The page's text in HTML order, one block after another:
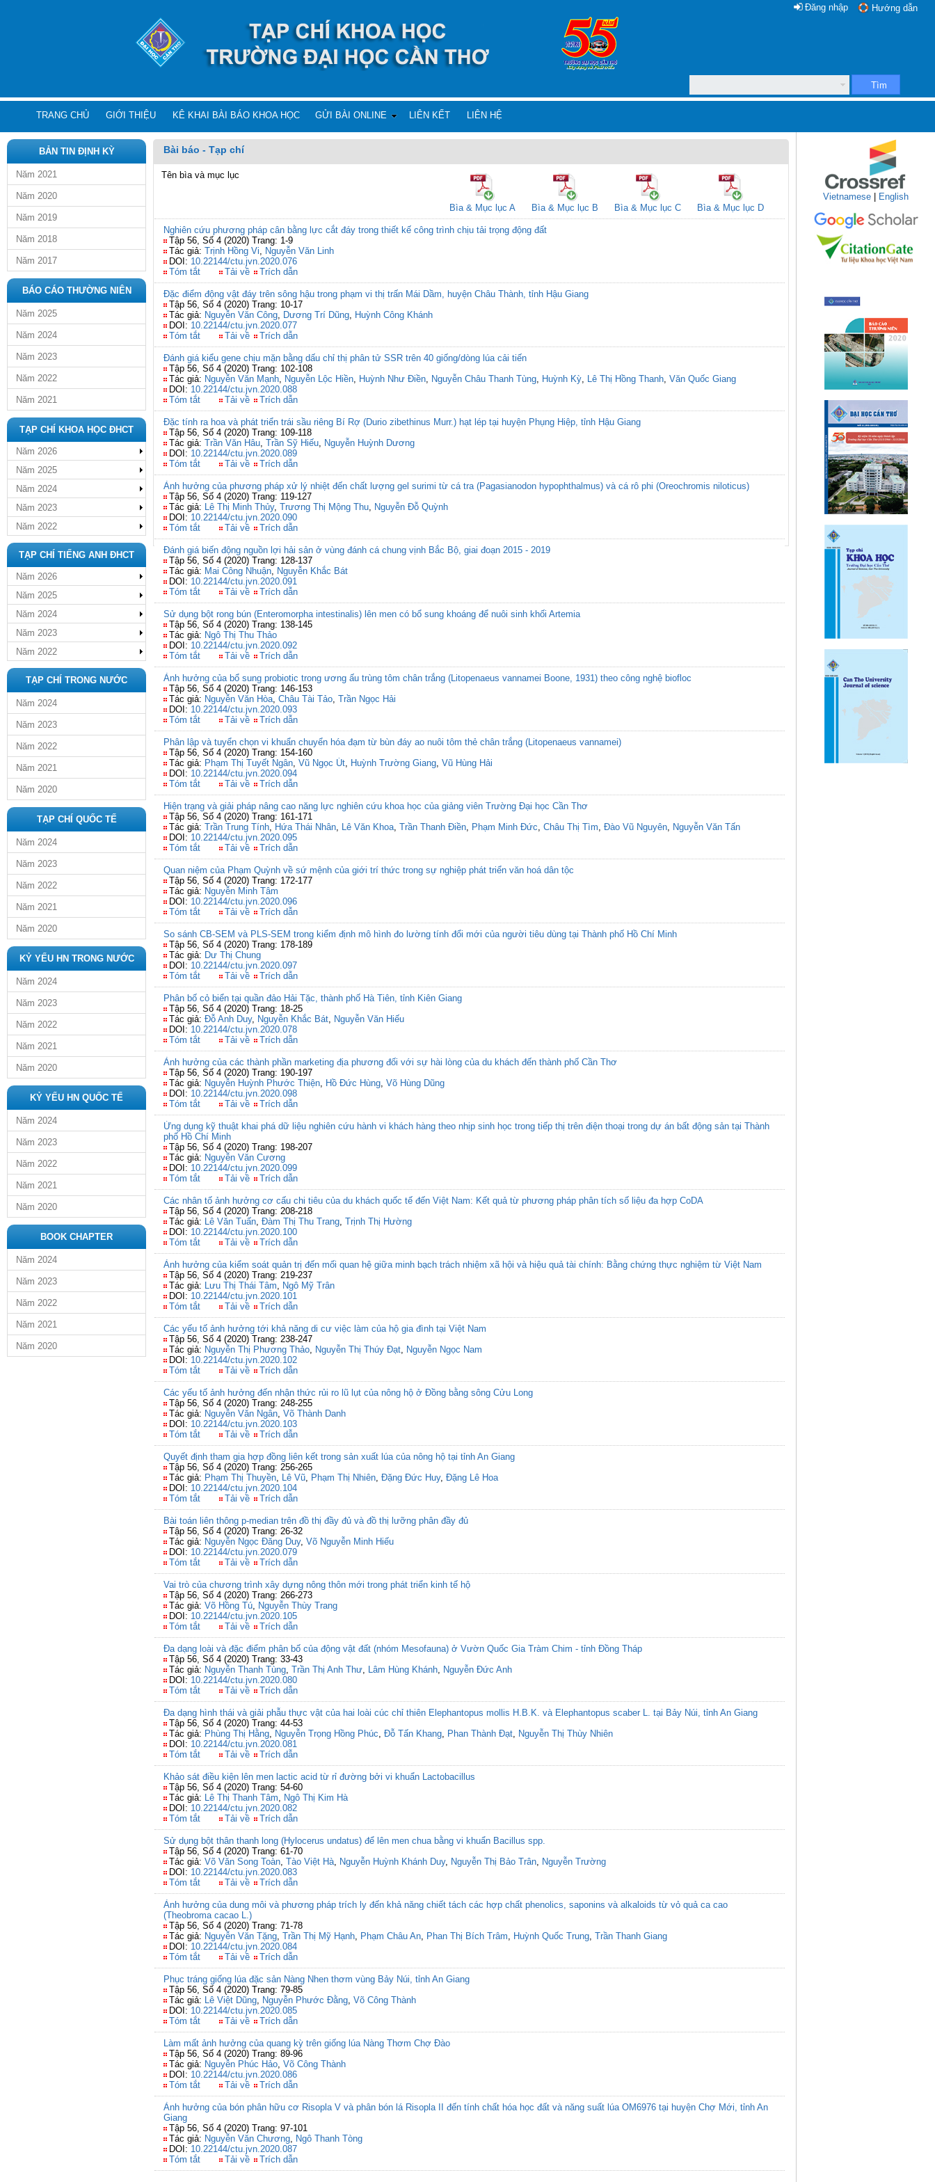
Hướng dẫn
Đăng nhập
Tìm
TRANG CHỦ GIỚI THIỆU KÊ KHAI BÀI BÁO KHOA HỌC GỬI BÀI ONLINE LIÊN KẾT LIÊN HỆ
BẢN TIN ĐỊNH KỲ
Năm 2021
Năm 2020
Năm 2019
Năm 2018
Năm 2017
BÁO CÁO THƯỜNG NIÊN
Năm 2025
Năm 2024
Năm 2023
Năm 2022
Năm 2021
TẠP CHÍ KHOA HỌC ĐHCT
Năm 2026
Năm 2025
Năm 2024
Năm 2023
Năm 2022
TẠP CHÍ TIẾNG ANH ĐHCT
Năm 2026
Năm 2025
Năm 2024
Năm 2023
Năm 2022
TẠP CHÍ TRONG NƯỚC
Năm 2024
Năm 2023
Năm 2022
Năm 2021
Năm 2020
TẠP CHÍ QUỐC TẾ
Năm 2024
Năm 2023
Năm 2022
Năm 2021
Năm 2020
KỶ YẾU HN TRONG NƯỚC
Năm 2024
Năm 2023
Năm 2022
Năm 2021
Năm 2020
KỶ YẾU HN QUỐC TẾ
Năm 2024
Năm 2023
Năm 2022
Năm 2021
Năm 2020
BOOK CHAPTER
Năm 2024
Năm 2023
Năm 2022
Năm 2021
Năm 2020
Bài báo - Tạp chí
Tên bìa và mục lục
Bìa & Mục lục A Bìa & Mục lục B Bìa & Mục lục C Bìa & Mục lục D
Nghiên cứu phương pháp cân bằng lực cắt đáy trong thiết kế công trình chịu tải trọng động đất
Tập 56, Số 4 (2020) Trang: 1-9
Tác giả: Trịnh Hồng Vi, Nguyễn Văn Linh
DOI: 10.22144/ctu.jvn.2020.076
Tóm tắt
Tải về Trích dẫn
Đặc điểm động vật đáy trên sông hậu trong phạm vi thị trấn Mái Dầm, huyện Châu Thành, tỉnh Hậu Giang
Tập 56, Số 4 (2020) Trang: 10-17
Tác giả: Nguyễn Văn Công, Dương Trí Dũng, Huỳnh Công Khánh
DOI: 10.22144/ctu.jvn.2020.077
Tóm tắt
Tải về Trích dẫn
Đánh giá kiểu gene chịu mặn bằng dấu chỉ thị phân tử SSR trên 40 giống/dòng lúa cải tiến
Tập 56, Số 4 (2020) Trang: 102-108
Tác giả: Nguyễn Văn Mạnh, Nguyễn Lộc Hiền, Huỳnh Như Điền, Nguyễn Châu Thanh Tùng, Huỳnh Kỳ, Lê Thị Hồng Thanh, Văn Quốc Giang
DOI: 10.22144/ctu.jvn.2020.088
Tóm tắt
Tải về Trích dẫn
Đặc tính ra hoa và phát triển trái sầu riêng Bí Rợ (Durio zibethinus Murr.) hạt lép tại huyện Phụng Hiệp, tỉnh Hậu Giang
Tập 56, Số 4 (2020) Trang: 109-118
Tác giả: Trần Văn Hâu, Trần Sỹ Hiếu, Nguyễn Huỳnh Dương
DOI: 10.22144/ctu.jvn.2020.089
Tóm tắt
Tải về Trích dẫn
Ảnh hưởng của phương pháp xử lý nhiệt đến chất lượng gel surimi từ cá tra (Pagasianodon hypophthalmus) và cá rô phi (Oreochromis niloticus)
Tập 56, Số 4 (2020) Trang: 119-127
Tác giả: Lê Thị Minh Thủy, Trương Thị Mộng Thu, Nguyễn Đỗ Quỳnh
DOI: 10.22144/ctu.jvn.2020.090
Tóm tắt
Tải về Trích dẫn
Đánh giá biến động nguồn lợi hải sản ở vùng đánh cá chung vịnh Bắc Bộ, giai đoạn 2015 - 2019
Tập 56, Số 4 (2020) Trang: 128-137
Tác giả: Mai Công Nhuận, Nguyễn Khắc Bát
DOI: 10.22144/ctu.jvn.2020.091
Tóm tắt
Tải về Trích dẫn
Sử dụng bột rong bún (Enteromorpha intestinalis) lên men có bổ sung khoáng để nuôi sinh khối Artemia
Tập 56, Số 4 (2020) Trang: 138-145
Tác giả: Ngô Thị Thu Thảo
DOI: 10.22144/ctu.jvn.2020.092
Tóm tắt
Tải về Trích dẫn
Ảnh hưởng của bổ sung probiotic trong ương ấu trùng tôm chân trắng (Litopenaeus vannamei Boone, 1931) theo công nghệ biofloc
Tập 56, Số 4 (2020) Trang: 146-153
Tác giả: Nguyễn Văn Hòa, Châu Tài Tảo, Trần Ngọc Hải
DOI: 10.22144/ctu.jvn.2020.093
Tóm tắt
Tải về Trích dẫn
Phân lập và tuyển chọn vi khuẩn chuyển hóa đạm từ bùn đáy ao nuôi tôm thẻ chân trắng (Litopenaeus vannamei)
Tập 56, Số 4 (2020) Trang: 154-160
Tác giả: Phạm Thị Tuyết Ngân, Vũ Ngọc Út, Huỳnh Trường Giang, Vũ Hùng Hải
DOI: 10.22144/ctu.jvn.2020.094
Tóm tắt
Tải về Trích dẫn
Hiện trạng và giải pháp nâng cao năng lực nghiên cứu khoa học của giảng viên Trường Đại học Cần Thơ
Tập 56, Số 4 (2020) Trang: 161-171
Tác giả: Trần Trung Tính, Hứa Thái Nhân, Lê Văn Khoa, Trần Thanh Điền, Phạm Minh Đức, Châu Thị Tìm, Đào Vũ Nguyên, Nguyễn Văn Tấn
DOI: 10.22144/ctu.jvn.2020.095
Tóm tắt
Tải về Trích dẫn
Quan niệm của Phạm Quỳnh về sứ mệnh của giới trí thức trong sự nghiệp phát triển văn hoá dân tộc
Tập 56, Số 4 (2020) Trang: 172-177
Tác giả: Nguyễn Minh Tâm
DOI: 10.22144/ctu.jvn.2020.096
Tóm tắt
Tải về Trích dẫn
So sánh CB-SEM và PLS-SEM trong kiểm định mô hình đo lường tính đổi mới của người tiêu dùng tại Thành phố Hồ Chí Minh
Tập 56, Số 4 (2020) Trang: 178-189
Tác giả: Dư Thị Chung
DOI: 10.22144/ctu.jvn.2020.097
Tóm tắt
Tải về Trích dẫn
Phân bố cỏ biển tại quần đảo Hải Tặc, thành phố Hà Tiên, tỉnh Kiên Giang
Tập 56, Số 4 (2020) Trang: 18-25
Tác giả: Đỗ Anh Duy, Nguyễn Khắc Bát, Nguyễn Văn Hiếu
DOI: 10.22144/ctu.jvn.2020.078
Tóm tắt
Tải về Trích dẫn
Ảnh hưởng của các thành phần marketing địa phương đối với sự hài lòng của du khách đến thành phố Cần Thơ
Tập 56, Số 4 (2020) Trang: 190-197
Tác giả: Nguyễn Huỳnh Phước Thiện, Hồ Đức Hùng, Võ Hùng Dũng
DOI: 10.22144/ctu.jvn.2020.098
Tóm tắt
Tải về Trích dẫn
Ứng dụng kỹ thuật khai phá dữ liệu nghiên cứu hành vi khách hàng theo nhịp sinh học trong tiếp thị trên điện thoại trong dự án bất động sản tại Thành
phố Hồ Chí Minh
Tập 56, Số 4 (2020) Trang: 198-207
Tác giả: Nguyễn Văn Cương
DOI: 10.22144/ctu.jvn.2020.099
Tóm tắt
Tải về Trích dẫn
Các nhân tố ảnh hưởng cơ cấu chi tiêu của du khách quốc tế đến Việt Nam: Kết quả từ phương pháp phân tích số liệu đa hợp CoDA
Tập 56, Số 4 (2020) Trang: 208-218
Tác giả: Lê Văn Tuấn, Đàm Thị Thu Trang, Trịnh Thị Hường
DOI: 10.22144/ctu.jvn.2020.100
Tóm tắt
Tải về Trích dẫn
Ảnh hưởng của kiểm soát quản trị đến mối quan hệ giữa minh bạch trách nhiệm xã hội và hiệu quả tài chính: Bằng chứng thực nghiệm từ Việt Nam
Tập 56, Số 4 (2020) Trang: 219-237
Tác giả: Lưu Thị Thái Tâm, Ngô Mỹ Trân
DOI: 10.22144/ctu.jvn.2020.101
Tóm tắt
Tải về Trích dẫn
Các yếu tố ảnh hưởng tới khả năng di cư việc làm của hộ gia đình tại Việt Nam
Tập 56, Số 4 (2020) Trang: 238-247
Tác giả: Nguyễn Thị Phương Thảo, Nguyễn Thị Thúy Đạt, Nguyễn Ngọc Nam
DOI: 10.22144/ctu.jvn.2020.102
Tóm tắt
Tải về Trích dẫn
Các yếu tố ảnh hưởng đến nhận thức rủi ro lũ lụt của nông hộ ở Đồng bằng sông Cửu Long
Tập 56, Số 4 (2020) Trang: 248-255
Tác giả: Nguyễn Văn Ngân, Võ Thành Danh
DOI: 10.22144/ctu.jvn.2020.103
Tóm tắt
Tải về Trích dẫn
Quyết định tham gia hợp đồng liên kết trong sản xuất lúa của nông hộ tại tỉnh An Giang
Tập 56, Số 4 (2020) Trang: 256-265
Tác giả: Phạm Thị Thuyền, Lê Vũ, Phạm Thị Nhiên, Đặng Đức Huy, Đặng Lê Hoa
DOI: 10.22144/ctu.jvn.2020.104
Tóm tắt
Tải về Trích dẫn
Bài toán liên thông p-median trên đồ thị đầy đủ và đồ thị lưỡng phân đầy đủ
Tập 56, Số 4 (2020) Trang: 26-32
Tác giả: Nguyễn Ngọc Đăng Duy, Võ Nguyễn Minh Hiếu
DOI: 10.22144/ctu.jvn.2020.079
Tóm tắt
Tải về Trích dẫn
Vai trò của chương trình xây dựng nông thôn mới trong phát triển kinh tế hộ
Tập 56, Số 4 (2020) Trang: 266-273
Tác giả: Võ Hồng Tú, Nguyễn Thùy Trang
DOI: 10.22144/ctu.jvn.2020.105
Tóm tắt
Tải về Trích dẫn
Đa dạng loài và đặc điểm phân bố của động vật đất (nhóm Mesofauna) ở Vườn Quốc Gia Tràm Chim - tỉnh Đồng Tháp
Tập 56, Số 4 (2020) Trang: 33-43
Tác giả: Nguyễn Thanh Tùng, Trần Thị Anh Thư, Lâm Hùng Khánh, Nguyễn Đức Anh
DOI: 10.22144/ctu.jvn.2020.080
Tóm tắt
Tải về Trích dẫn
Đa dạng hình thái và giải phẫu thực vật của hai loài cúc chỉ thiên Elephantopus mollis H.B.K. và Elephantopus scaber L. tại Bảy Núi, tỉnh An Giang
Tập 56, Số 4 (2020) Trang: 44-53
Tác giả: Phùng Thị Hằng, Nguyễn Trọng Hồng Phúc, Đỗ Tấn Khang, Phan Thành Đạt, Nguyễn Thị Thùy Nhiên
DOI: 10.22144/ctu.jvn.2020.081
Tóm tắt
Tải về Trích dẫn
Khảo sát điều kiện lên men lactic acid từ rỉ đường bởi vi khuẩn Lactobacillus
Tập 56, Số 4 (2020) Trang: 54-60
Tác giả: Lê Thị Thanh Tâm, Ngô Thị Kim Hà
DOI: 10.22144/ctu.jvn.2020.082
Tóm tắt
Tải về Trích dẫn
Sử dụng bột thân thanh long (Hylocerus undatus) để lên men chua bằng vi khuẩn Bacillus spp.
Tập 56, Số 4 (2020) Trang: 61-70
Tác giả: Võ Văn Song Toàn, Tào Việt Hà, Nguyễn Huỳnh Khánh Duy, Nguyễn Thị Bảo Trân, Nguyễn Trường
DOI: 10.22144/ctu.jvn.2020.083
Tóm tắt
Tải về Trích dẫn
Ảnh hưởng của dung môi và phương pháp trích ly đến khả năng chiết tách các hợp chất phenolics, saponins và alkaloids từ vỏ quả ca cao
(Theobroma cacao L.)
Tập 56, Số 4 (2020) Trang: 71-78
Tác giả: Nguyễn Văn Tặng, Trần Thị Mỹ Hạnh, Phạm Châu An, Phan Thị Bích Trâm, Huỳnh Quốc Trung, Trần Thanh Giang
DOI: 10.22144/ctu.jvn.2020.084
Tóm tắt
Tải về Trích dẫn
Phục tráng giống lúa đặc sản Nàng Nhen thơm vùng Bảy Núi, tỉnh An Giang
Tập 56, Số 4 (2020) Trang: 79-85
Tác giả: Lê Việt Dũng, Nguyễn Phước Đằng, Võ Công Thành
DOI: 10.22144/ctu.jvn.2020.085
Tóm tắt
Tải về Trích dẫn
Làm mất ảnh hưởng của quang kỳ trên giống lúa Nàng Thơm Chợ Đào
Tập 56, Số 4 (2020) Trang: 89-96
Tác giả: Nguyễn Phúc Hảo, Võ Công Thành
DOI: 10.22144/ctu.jvn.2020.086
Tóm tắt
Tải về Trích dẫn
Ảnh hưởng của bón phân hữu cơ Risopla V và phân bón lá Risopla II đến tính chất hóa học đất và năng suất lúa OM6976 tại huyện Chợ Mới, tỉnh An
Giang
Tập 56, Số 4 (2020) Trang: 97-101
Tác giả: Nguyễn Văn Chương, Ngô Thanh Tòng
DOI: 10.22144/ctu.jvn.2020.087
Tóm tắt
Tải về Trích dẫn
Vietnamese English